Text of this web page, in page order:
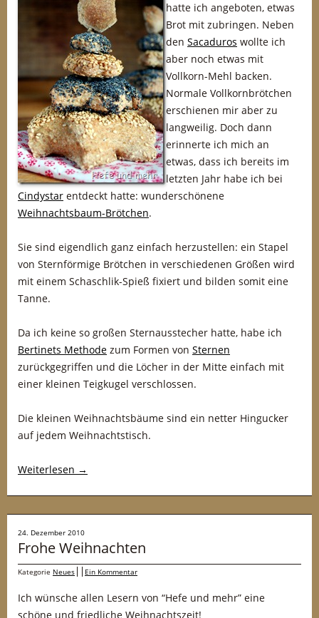
hatte ich angeboten, etwas
Brot mit zubringen. Neben
den Sacaduros wollte ich
aber noch etwas mit
Vollkorn-Mehl backen.
Normale Vollkornbrötchen
erschienen mir aber zu
langweilig. Doch dann
erinnerte ich mich an
etwas, dass ich bereits im
letzten Jahr habe ich bei
Cindystar entdeckt hatte: wunderschönene
Weihnachtsbaum-Brötchen.
Sie sind eigendlich ganz einfach herzustellen: ein Stapel
von Sternförmige Brötchen in verschiedenen Größen wird
mit einem Schaschlik-Spieß fixiert und bilden somit eine
Tanne.
Da ich keine so großen Sternausstecher hatte, habe ich
Bertinets Methode zum Formen von Sternen
zurückgegriffen und die Löcher in der Mitte einfach mit
einer kleinen Teigkugel verschlossen.
Die kleinen Weihnachtsbäume sind ein netter Hingucker
auf jedem Weihnachtstisch.
Weiterlesen →
24. Dezember 2010
Frohe Weihnachten
Kategorie Neues Ein Kommentar
Ich wünsche allen Lesern von “Hefe und mehr” eine
schöne und friedliche Weihnachtszeit!